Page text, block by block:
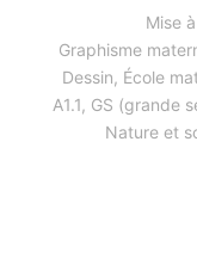
Mise
Graphisme
Dessin, École
A1.1, GS (grande
Nature et